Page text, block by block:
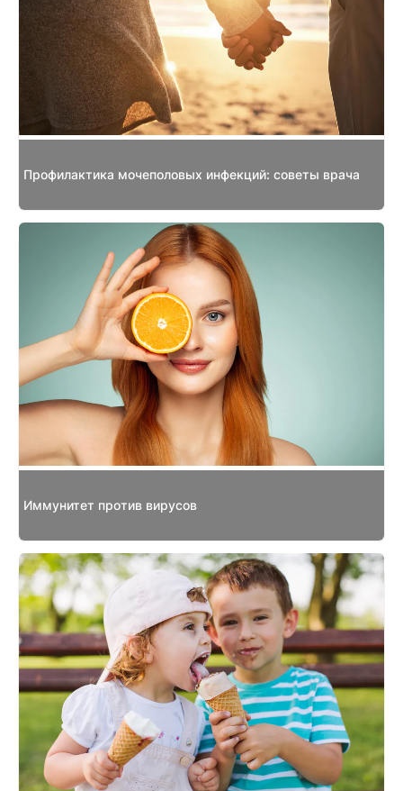
Профилактика мочеполовых инфекций: советы врача
Иммунитет против вирусов